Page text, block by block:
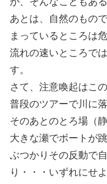
あとは、自然のもの
まっているところは
流れの速いところで
す。
さて、注意喚起はこ
普段のツアーで川に
そのあとのとろ場（静
大きな瀬でボートが
ぶつかりその反動で
り・・・いずれにせ